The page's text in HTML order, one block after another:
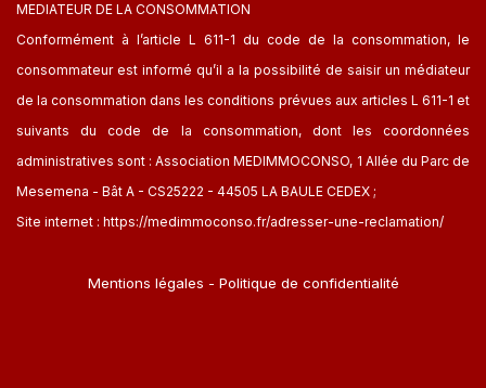
MEDIATEUR DE LA CONSOMMATION
Conformément à l’article L 611-1 du code de la consommation, le
consommateur est informé qu’il a la possibilité de saisir un médiateur
de la consommation dans les conditions prévues aux articles L 611-1 et
suivants du code de la consommation, dont les coordonnées
administratives sont : Association MEDIMMOCONSO, 1 Allée du Parc de
Mesemena - Bât A - CS25222 - 44505 LA BAULE CEDEX ;
Site internet : https://medimmoconso.fr/adresser-une-reclamation/
Mentions légales - Politique de confidentialité